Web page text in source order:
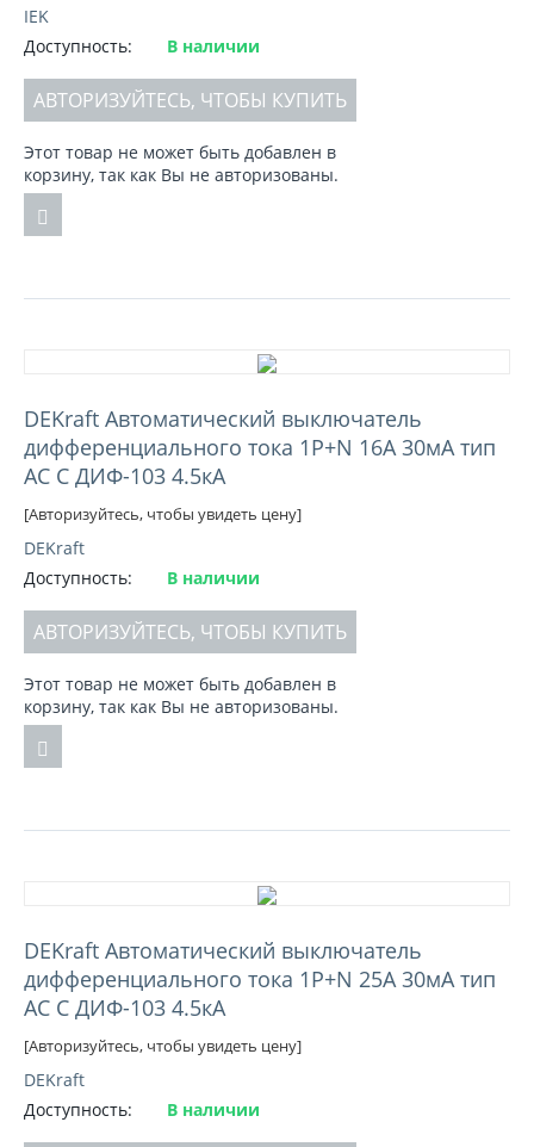
IEK
Доступность:
В наличии
АВТОРИЗУЙТЕСЬ, ЧТОБЫ КУПИТЬ
Этот товар не может быть добавлен в
корзину, так как Вы не авторизованы.
DEKraft Автоматический выключатель
дифференциального тока 1Р+N 16А 30мА тип
AC C ДИФ-103 4.5кА
[Авторизуйтесь, чтобы увидеть цену]
DEKraft
Доступность:
В наличии
АВТОРИЗУЙТЕСЬ, ЧТОБЫ КУПИТЬ
Этот товар не может быть добавлен в
корзину, так как Вы не авторизованы.
DEKraft Автоматический выключатель
дифференциального тока 1Р+N 25А 30мА тип
AC C ДИФ-103 4.5кА
[Авторизуйтесь, чтобы увидеть цену]
DEKraft
Доступность:
В наличии